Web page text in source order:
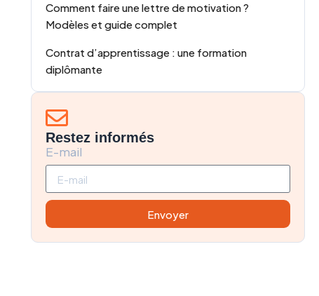
Comment faire une lettre de motivation ?
Modèles et guide complet
Contrat d’apprentissage : une formation
diplômante
Restez informés
E-mail
Envoyer